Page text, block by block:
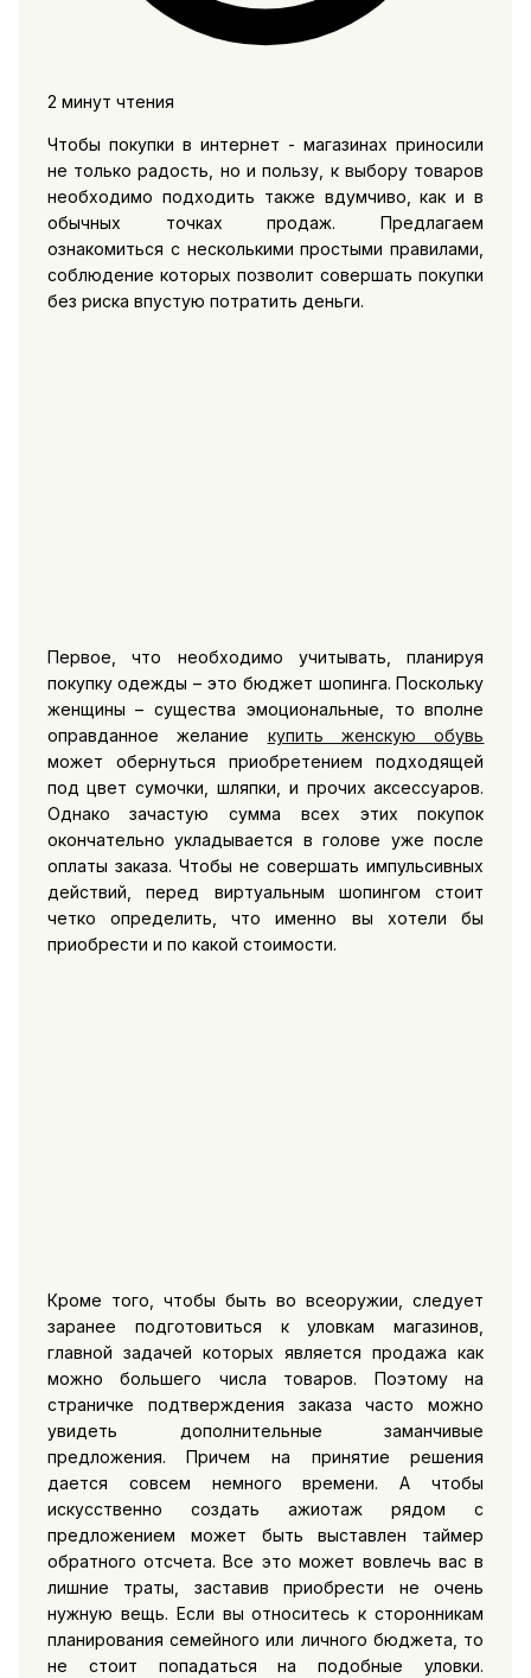
2 минут чтения
Чтобы покупки в интернет - магазинах приносили
не только радость, но и пользу, к выбору товаров
необходимо подходить также вдумчиво, как и в
обычных точках продаж. Предлагаем
ознакомиться с несколькими простыми правилами,
соблюдение которых позволит совершать покупки
без риска впустую потратить деньги.
Первое, что необходимо учитывать, планируя
покупку одежды – это бюджет шопинга. Поскольку
женщины – существа эмоциональные, то вполне
оправданное желание купить женскую обувь
может обернуться приобретением подходящей
под цвет сумочки, шляпки, и прочих аксессуаров.
Однако зачастую сумма всех этих покупок
окончательно укладывается в голове уже после
оплаты заказа. Чтобы не совершать импульсивных
действий, перед виртуальным шопингом стоит
четко определить, что именно вы хотели бы
приобрести и по какой стоимости.
Кроме того, чтобы быть во всеоружии, следует
заранее подготовиться к уловкам магазинов,
главной задачей которых является продажа как
можно большего числа товаров. Поэтому на
страничке подтверждения заказа часто можно
увидеть дополнительные заманчивые
предложения. Причем на принятие решения
дается совсем немного времени. А чтобы
искусственно создать ажиотаж рядом с
предложением может быть выставлен таймер
обратного отсчета. Все это может вовлечь вас в
лишние траты, заставив приобрести не очень
нужную вещь. Если вы относитесь к сторонникам
планирования семейного или личного бюджета, то
не стоит попадаться на подобные уловки.